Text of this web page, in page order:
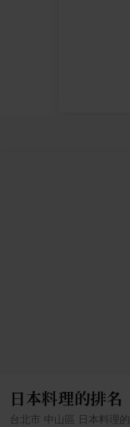
日本料理的排名
台北市 中山區 日本料理